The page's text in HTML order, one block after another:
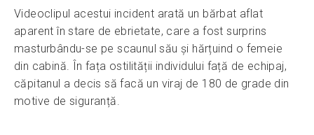
Videoclipul acestui incident arată un bărbat aflat
aparent în stare de ebrietate, care a fost surprins
masturbându-se pe scaunul său și hărțuind o femeie
din cabină. În fața ostilității individului față de echipaj,
căpitanul a decis să facă un viraj de 180 de grade din
motive de siguranță.